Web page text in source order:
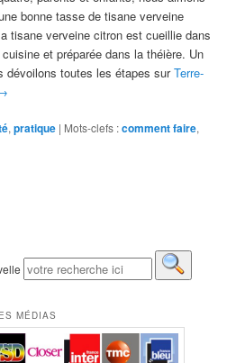
bonne tasse de tisane verveine
tisane verveine citron est cueillie dans
et préparée dans la théière. Un
dévoilons toutes les étapes surTerre-
,pratique | Mots-clefs :comment faire,
MÉDIAS